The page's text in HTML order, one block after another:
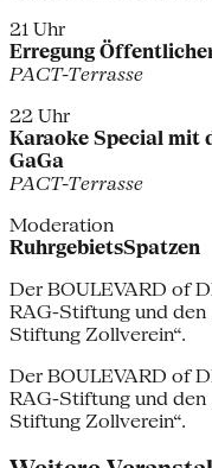
21 Uhr
Erregung
PACT-Terrasse
22 Uhr
Karaoke Special mit
GaGa
PACT-Terrasse
Moderation
RuhrgebietsSpatzen
Der BOULEVARD of
RAG-Stiftung und den
Stiftung Zollverein“.
Der BOULEVARD of
RAG-Stiftung und den
Stiftung Zollverein“.